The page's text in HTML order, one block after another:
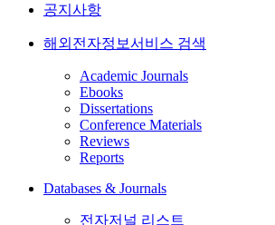
공지사항
해외전자정보서비스 검색
Academic Journals
Ebooks
Dissertations
Conference Materials
Reviews
Reports
Databases & Journals
전자저널 리스트